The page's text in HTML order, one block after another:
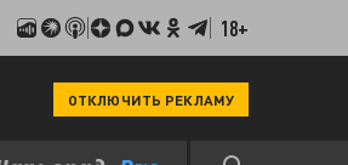
18+
ОТКЛЮЧИТЬ РЕКЛАМУ